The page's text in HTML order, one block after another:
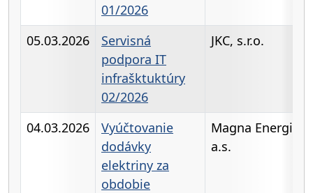
01/2026
05.03.2026
Servisná
podpora IT
infrašktuktúry
02/2026
JKC, s.r.o.
04.03.2026
Vyúčtovanie
dodávky
elektriny za
obdobie
Magna Energia,
a.s.